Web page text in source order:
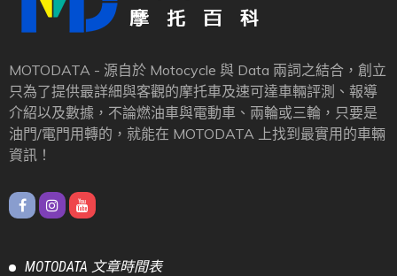
MOTODATA - 源自於 Motocycle 與 Data 兩詞之結合，創立
只為了提供最詳細與客觀的摩托車及速可達車輛評測、報導
介紹以及數據，不論燃油車與電動車、兩輪或三輪，只要是
油門/電門用轉的，就能在 MOTODATA 上找到最實用的車輛
資訊！
MOTODATA 文章時間表